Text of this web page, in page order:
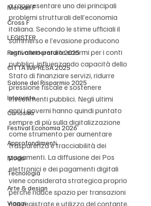
Mercati F
Cross F
LEGISTER
Festivalletteratura 2025
CITTÀ IMPRESA 2025
Salone del Risparmio 2025
Interviste
Curiosità
Festival Economia 2026
Approfondimenti
Moda
Tecnologia
Arte & design
Viaggi
a rappresentare uno dei principali
problemi strutturali dell’economia
italiana. Secondo le stime ufficiali il
sommerso e l’evasione producono
ogni anno perdite enormi per i conti
pubblici, influenzando capacità dello
Stato di finanziare servizi, ridurre
pressione fiscale e sostenere
investimenti pubblici. Negli ultimi
anni i governi hanno quindi puntato
sempre di più sulla digitalizzazione
come strumento per aumentare
trasparenza e tracciabilità dei
pagamenti. La diffusione dei Pos
elettronici e dei pagamenti digitali
viene considerata strategica proprio
perché riduce spazio per transazioni
non registrate e utilizzo del contante.